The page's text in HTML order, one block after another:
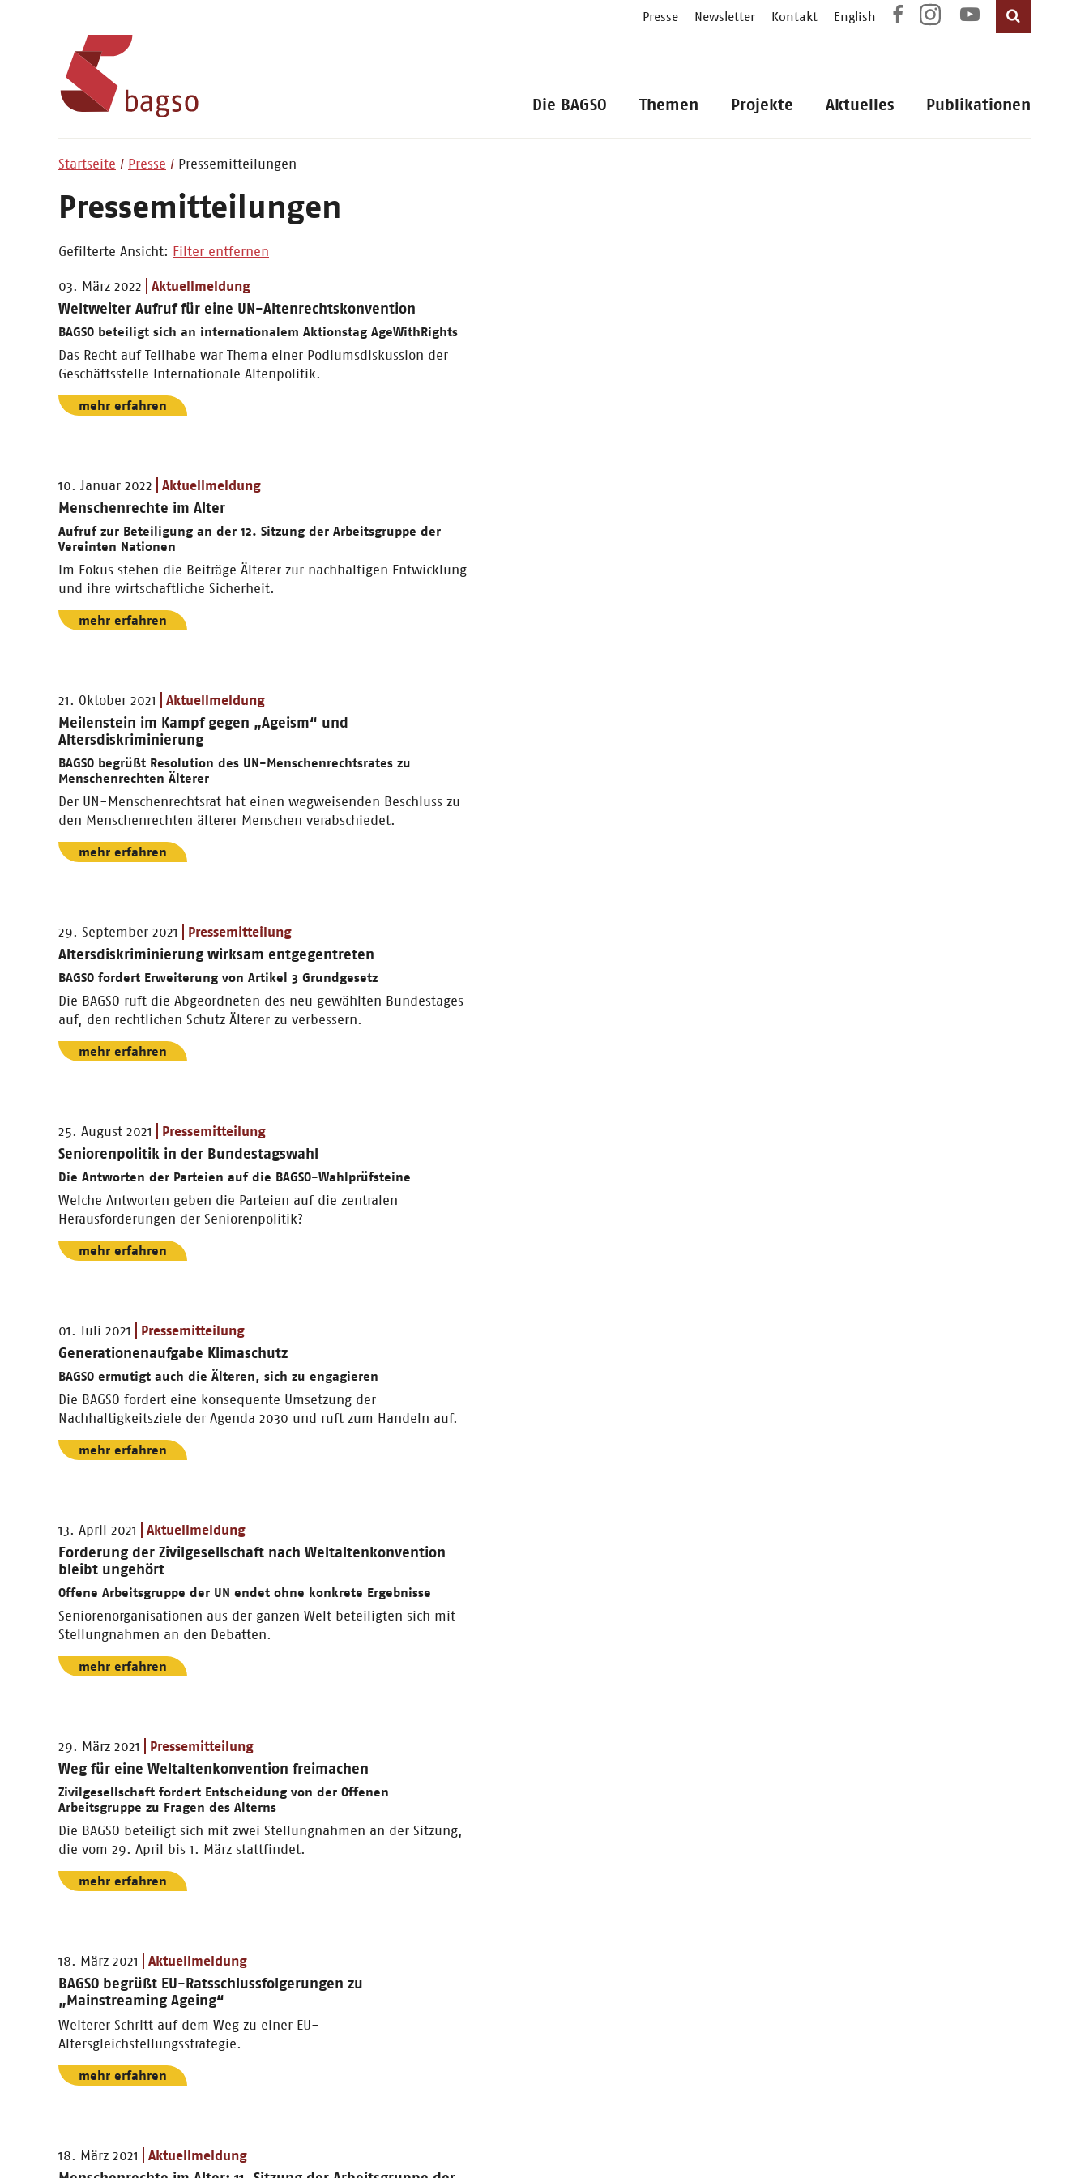
Presse Newsletter Kontakt English
Die BAGSO Themen Projekte Aktuelles Publikationen
Startseite Presse Pressemitteilungen
Pressemitteilungen
Gefilterte Ansicht: Filter entfernen
03. März 2022 Aktuellmeldung
Weltweiter Aufruf für eine UN-Altenrechtskonvention
BAGSO beteiligt sich an internationalem Aktionstag AgeWithRights
Das Recht auf Teilhabe war Thema einer Podiumsdiskussion der
Geschäftsstelle Internationale Altenpolitik.
mehr erfahren
10. Januar 2022 Aktuellmeldung
Menschenrechte im Alter
Aufruf zur Beteiligung an der 12. Sitzung der Arbeitsgruppe der
Vereinten Nationen
Im Fokus stehen die Beiträge Älterer zur nachhaltigen Entwicklung
und ihre wirtschaftliche Sicherheit.
mehr erfahren
21. Oktober 2021 Aktuellmeldung
Meilenstein im Kampf gegen „Ageism“ und
Altersdiskriminierung
BAGSO begrüßt Resolution des UN-Menschenrechtsrates zu
Menschenrechten Älterer
Der UN-Menschenrechtsrat hat einen wegweisenden Beschluss zu
den Menschenrechten älterer Menschen verabschiedet.
mehr erfahren
29. September 2021 Pressemitteilung
Altersdiskriminierung wirksam entgegentreten
BAGSO fordert Erweiterung von Artikel 3 Grundgesetz
Die BAGSO ruft die Abgeordneten des neu gewählten Bundestages
auf, den rechtlichen Schutz Älterer zu verbessern.
mehr erfahren
25. August 2021 Pressemitteilung
Seniorenpolitik in der Bundestagswahl
Die Antworten der Parteien auf die BAGSO-Wahlprüfsteine
Welche Antworten geben die Parteien auf die zentralen
Herausforderungen der Seniorenpolitik?
mehr erfahren
01. Juli 2021 Pressemitteilung
Generationenaufgabe Klimaschutz
BAGSO ermutigt auch die Älteren, sich zu engagieren
Die BAGSO fordert eine konsequente Umsetzung der
Nachhaltigkeitsziele der Agenda 2030 und ruft zum Handeln auf.
mehr erfahren
13. April 2021 Aktuellmeldung
Forderung der Zivilgesellschaft nach Weltaltenkonvention
bleibt ungehört
Offene Arbeitsgruppe der UN endet ohne konkrete Ergebnisse
Seniorenorganisationen aus der ganzen Welt beteiligten sich mit
Stellungnahmen an den Debatten.
mehr erfahren
29. März 2021 Pressemitteilung
Weg für eine Weltaltenkonvention freimachen
Zivilgesellschaft fordert Entscheidung von der Offenen
Arbeitsgruppe zu Fragen des Alterns
Die BAGSO beteiligt sich mit zwei Stellungnahmen an der Sitzung,
die vom 29. April bis 1. März stattfindet.
mehr erfahren
18. März 2021 Aktuellmeldung
BAGSO begrüßt EU-Ratsschlussfolgerungen zu
„Mainstreaming Ageing“
Weiterer Schritt auf dem Weg zu einer EU-
Altersgleichstellungsstrategie.
mehr erfahren
18. März 2021 Aktuellmeldung